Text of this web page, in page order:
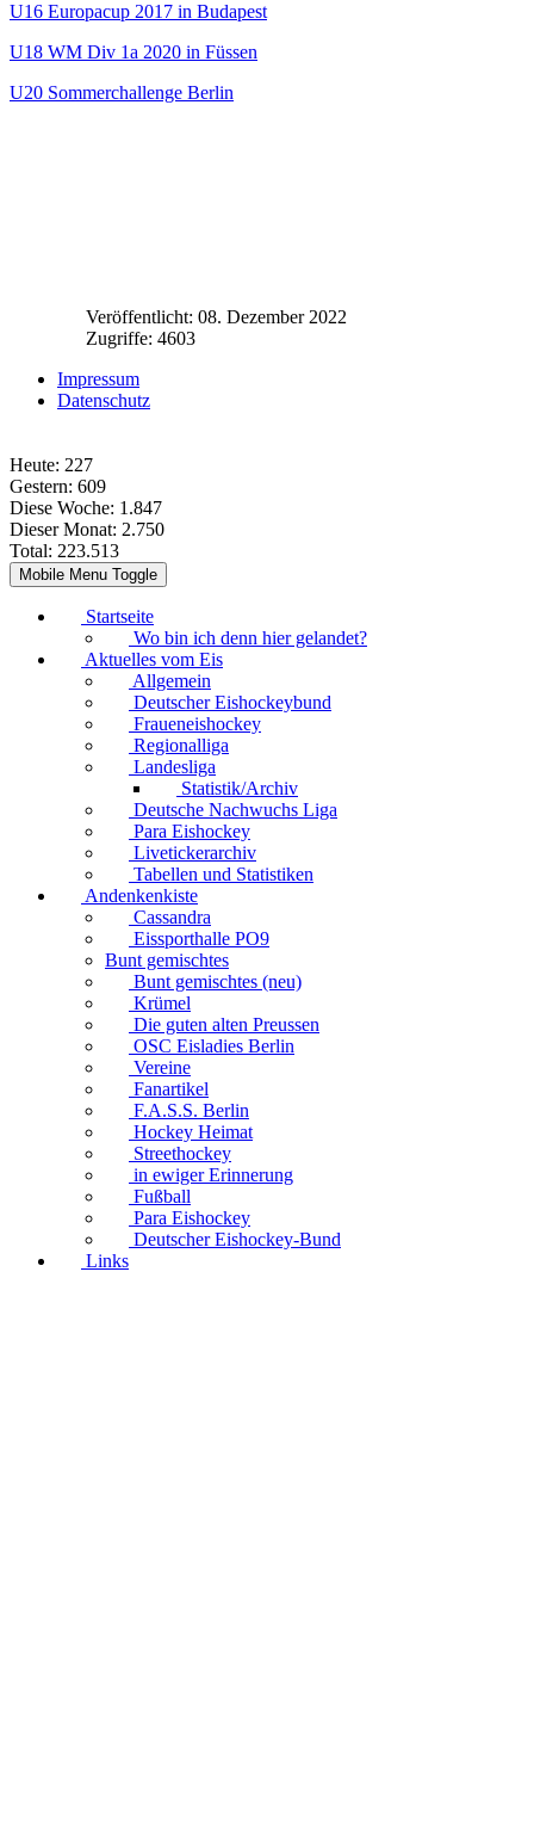
U16 Europacup 2017 in Budapest
U18 WM Div 1a 2020 in Füssen
U20 Sommerchallenge Berlin
Veröffentlicht: 08. Dezember 2022
Zugriffe: 4603
Impressum
Datenschutz
Heute: 227
Gestern: 609
Diese Woche: 1.847
Dieser Monat: 2.750
Total: 223.513
Mobile Menu Toggle
Startseite
Wo bin ich denn hier gelandet?
Aktuelles vom Eis
Allgemein
Deutscher Eishockeybund
Fraueneishockey
Regionalliga
Landesliga
Statistik/Archiv
Deutsche Nachwuchs Liga
Para Eishockey
Livetickerarchiv
Tabellen und Statistiken
Andenkenkiste
Cassandra
Eissporthalle PO9
Bunt gemischtes
Bunt gemischtes (neu)
Krümel
Die guten alten Preussen
OSC Eisladies Berlin
Vereine
Fanartikel
F.A.S.S. Berlin
Hockey Heimat
Streethockey
in ewiger Erinnerung
Fußball
Para Eishockey
Deutscher Eishockey-Bund
Links